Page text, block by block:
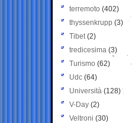
terremoto (402)
thyssenkrupp (3)
Tibet(2)
tredicesima (3)
Turismo (62)
Udc (64)
Università (128)
V-Day (2)
Veltroni (30)